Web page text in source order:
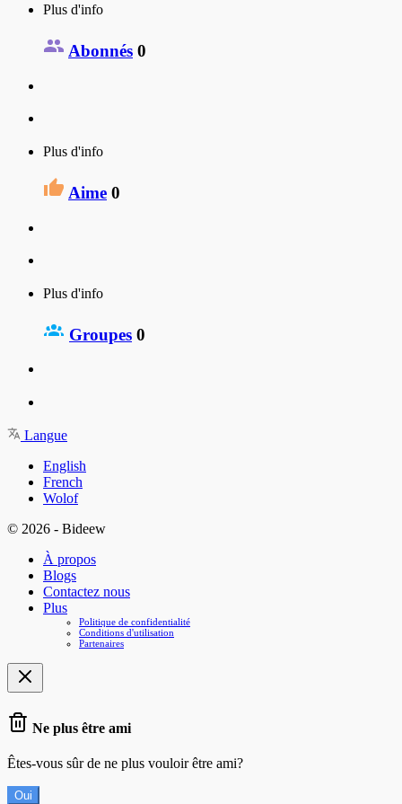
Plus d'info
Abonnés 0
Plus d'info
Aime 0
Plus d'info
Groupes 0
Langue
English
French
Wolof
© 2026 - Bideew
À propos
Blogs
Contactez nous
Plus
Politique de confidentialité
Conditions d'utilisation
Partenaires
Ne plus être ami
Êtes-vous sûr de ne plus vouloir être ami?
Oui